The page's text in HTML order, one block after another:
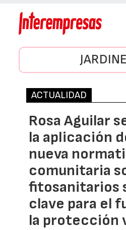
ACTUALIDAD
Rosa Aguilar
la aplicación
nueva
comunitaria
fitosanitarios
clave para el
la protección